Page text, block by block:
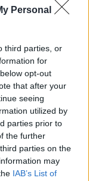
Personal
third parties, or
for
opt-out
that after your
seeing
utilized by
parties prior to
the further
parties on the
may
IAB’s List of
a regime (è ancora
si tratta di
di applicazione,
è che il nostro
capo
quella gran
chenon ha
e
e per il mondo:
e capacità
è l’ora di
quelli di